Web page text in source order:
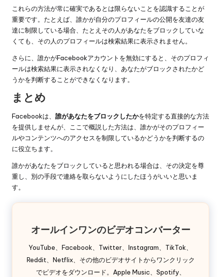
これらの方法が常に確実であるとは限らないことを認識することが
重要です。たとえば、誰かが自分のプロフィールの公開を友達の友
達に制限している場合、たとえその人があなたをブロックしていな
くても、その人のプロフィールは検索結果に表示されません。
さらに、誰かがFacebookアカウントを無効にすると、そのプロフィ
ールは検索結果に表示されなくなり、あなたがブロックされたかど
うかを判断することができなくなります。
まとめ
Facebookは、 誰があなたをブロックしたかを特定する直接的な方法
を提供しませんが、ここで概説した方法は、誰かがそのプロフィー
ルやコンテンツへのアクセスを制限しているかどうかを判断するの
に役立ちます。
誰かがあなたをブロックしていると思われる場合は、その決定を尊
重し、別の手段で連絡を取らないようにしたほうがいいと思いま
す。
オールインワンのビデオコンバーター
YouTube、Facebook、Twitter、Instagram、TikTok、
Reddit、Netflix、その他のビデオサイトからワンクリック
でビデオをダウンロード。Apple Music、Spotify、